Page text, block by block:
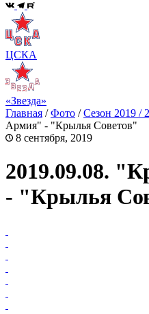
ЦСКА
«Звезда»
Главная /Фото /Сезон 2019 /
Армия" - "Крылья Советов"
8 сентября, 2019
2019.09.08.
- "Крылья